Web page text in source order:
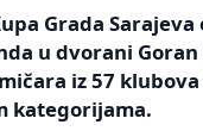
Grada
u dvorani Goran
iz 57
kategorijama.